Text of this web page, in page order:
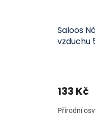
Saloos
vzduchu
133 Kč
Přírodní